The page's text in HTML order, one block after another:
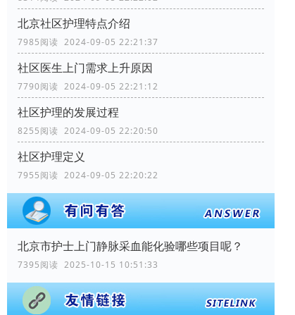
北京社区护理特点介绍
7985阅读 2024-09-05 22:21:37
社区医生上门需求上升原因
7790阅读 2024-09-05 22:21:12
社区护理的发展过程
8255阅读 2024-09-05 22:20:50
社区护理定义
7955阅读 2024-09-05 22:20:22
北京市护士上门静脉采血能化验哪些项目呢？
7395阅读 2025-10-15 10:51:33